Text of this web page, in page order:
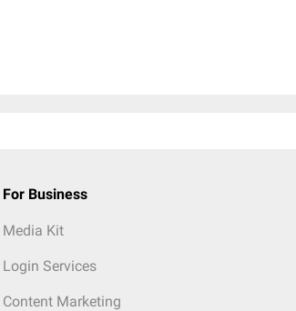
For Business
Media Kit
Login Services
Content Marketing